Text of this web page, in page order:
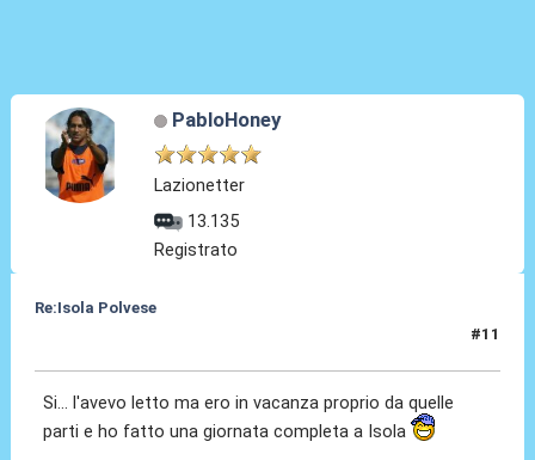
PabloHoney
Lazionetter
13.135
Registrato
Re:Isola Polvese
#11
Si... l'avevo letto ma ero in vacanza proprio da quelle
parti e ho fatto una giornata completa a Isola